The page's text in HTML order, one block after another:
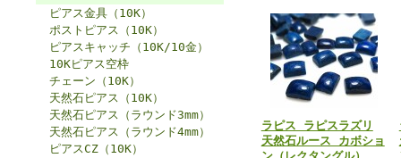
ピアス金具（10K）
ポストピアス（10K）
ピアスキャッチ（10K/10金）
10Kピアス空枠
チェーン（10K）
天然石ピアス（10K）
天然石ピアス（ラウンド3mm）
天然石ピアス（ラウンド4mm）
ピアスCZ（10K）
ラピス ラピスラズリ
天然石ルース カボショ